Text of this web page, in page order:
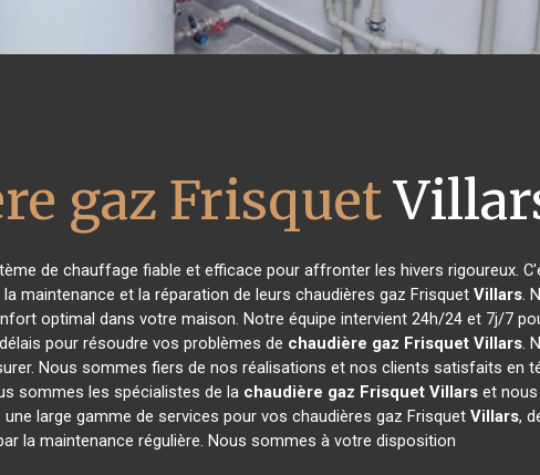
gaz Frisquet
de chauffage fiable et efficace pour affronter les hivers rigoureux.
maintenance et la réparation de leurs chaudières gaz Frisquet Villars.
optimal dans votre maison. Notre équipe intervient 24h/24 et 7j/7
pour résoudre vos problèmes de chaudière gaz Frisquet Villars.
Nous sommes fiers de nos réalisations et nos clients satisfaits en
sommes les spécialistes de la chaudière gaz Frisquet Villarset nous
large gamme de services pour vos chaudières gaz Frisquet Villars,
la maintenance régulière. Nous sommes à votre disposition